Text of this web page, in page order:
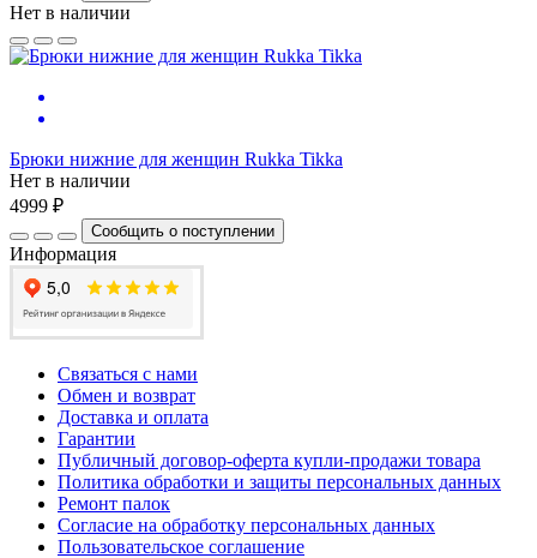
Нет в наличии
Брюки нижние для женщин Rukka Tikka
Нет в наличии
4999 ₽
Сообщить о поступлении
Информация
Связаться с нами
Обмен и возврат
Доставка и оплата
Гарантии
Публичный договор-оферта купли-продажи товара
Политика обработки и защиты персональных данных
Ремонт палок
Согласие на обработку персональных данных
Пользовательское соглашение